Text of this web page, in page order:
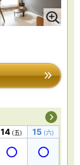
14 (五) 15 (六)